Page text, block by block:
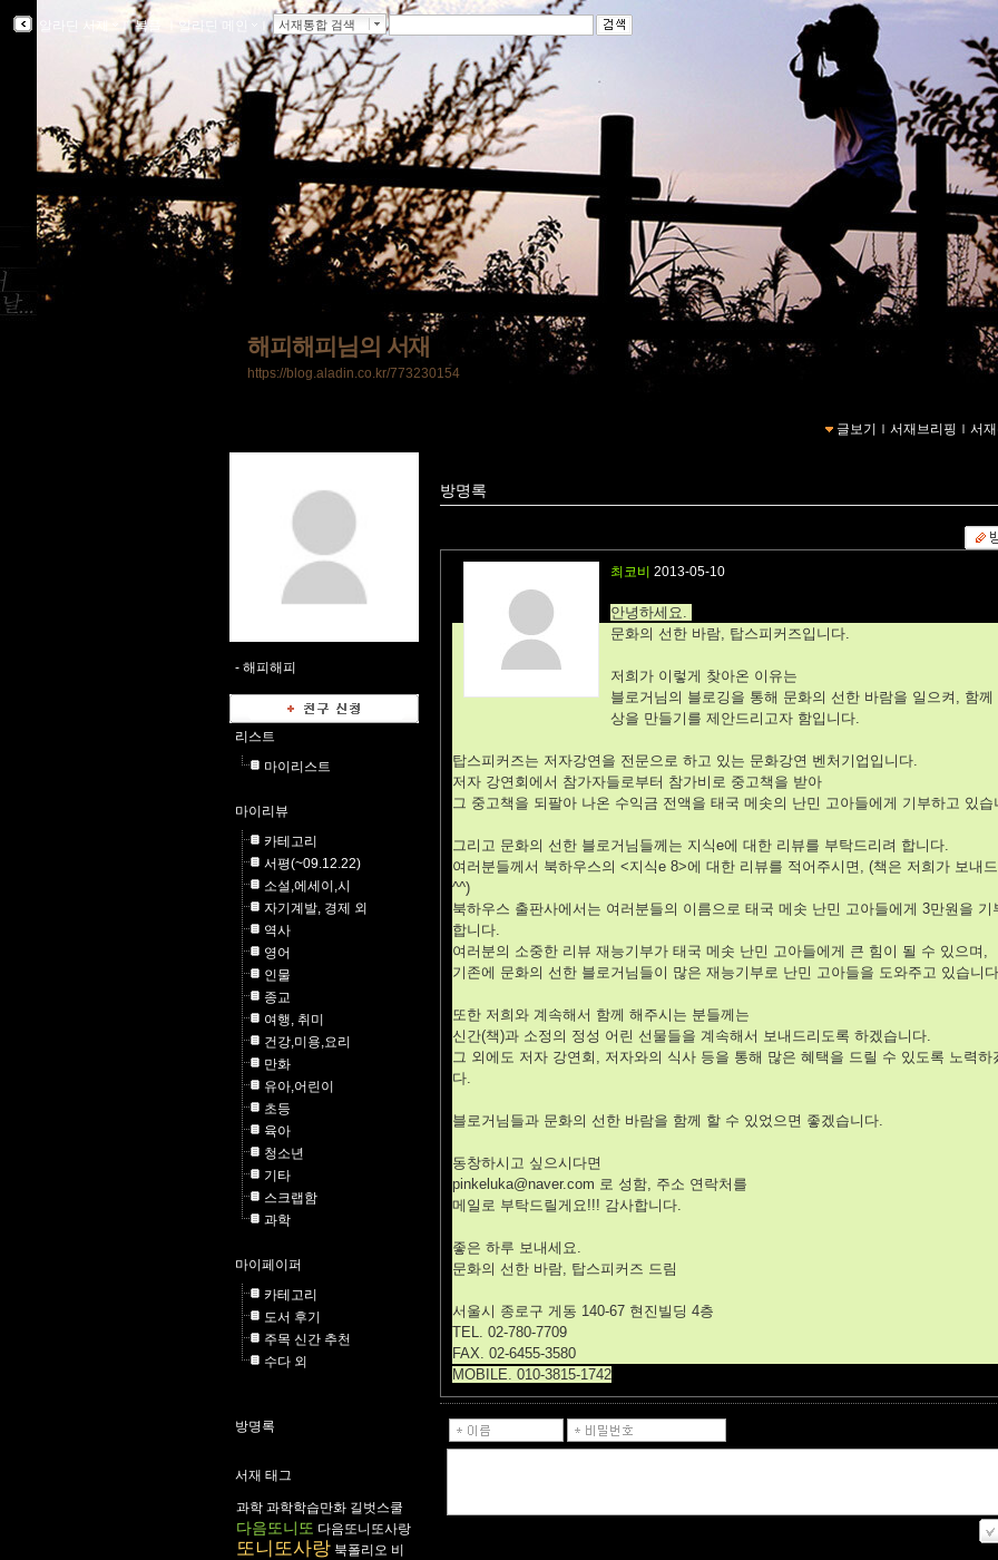
ｌ북플 알라딘 메인 ｌ 서재통합 검색
해피해피님의 서재
https://blog.aladin.co.kr/773230154
글보기 ｌ 서재브리핑 ｌ 서
- 해피해피
리스트
마이리스트
마이리뷰
카테고리
서평(~09.12.22)
소설,에세이,시
자기계발, 경제 외
역사
영어
인물
종교
여행, 취미
건강,미용,요리
만화
유아,어린이
초등
육아
청소년
기타
스크랩함
과학
마이페이퍼
카테고리
도서 후기
주목 신간 추천
수다 외
방명록
서재 태그
과학 과학학습만화 길벗스쿨
다음또니또 다음또니또사랑
또니또사랑 북폴리오 비
방명록
최코비 2013-05-10
안녕하세요.
문화의 선한 바람, 탑스피커즈입니다.
저희가 이렇게 찾아온 이유는
블로거님의 블로깅을 통해 문화의 선한 바람을 일으켜, 함께
상을 만들기를 제안드리고자 함입니다.
탑스피커즈는 저자강연을 전문으로 하고 있는 문화강연 벤처기업입니다.
저자 강연회에서 참가자들로부터 참가비로 중고책을 받아
그 중고책을 되팔아 나온 수익금 전액을 태국 메솟의 난민 고아들에게 기부하고 있습
그리고 문화의 선한 블로거님들께는 지식e에 대한 리뷰를 부탁드리려 합니다.
여러분들께서 북하우스의 <지식e 8>에 대한 리뷰를 적어주시면, (책은 저희가 보내
^^)
북하우스 출판사에서는 여러분들의 이름으로 태국 메솟 난민 고아들에게 3만원을 기
합니다.
여러분의 소중한 리뷰 재능기부가 태국 메솟 난민 고아들에게 큰 힘이 될 수 있으며,
기존에 문화의 선한 블로거님들이 많은 재능기부로 난민 고아들을 도와주고 있습니
또한 저희와 계속해서 함께 해주시는 분들께는
신간(책)과 소정의 정성 어린 선물들을 계속해서 보내드리도록 하겠습니다.
그 외에도 저자 강연회, 저자와의 식사 등을 통해 많은 혜택을 드릴 수 있도록 노력하
다.
블로거님들과 문화의 선한 바람을 함께 할 수 있었으면 좋겠습니다.
동창하시고 싶으시다면
pinkeluka@naver.com 로 성함, 주소 연락처를
메일로 부탁드릴게요!!! 감사합니다.
좋은 하루 보내세요.
문화의 선한 바람, 탑스피커즈 드림
서울시 종로구 게동 140-67 현진빌딩 4층
TEL. 02-780-7709
FAX. 02-6455-3580
MOBILE. 010-3815-1742